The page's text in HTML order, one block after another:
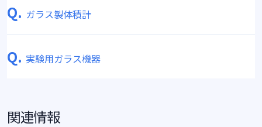
Q. ガラス製体積計
Q. 実験用ガラス機器
関連情報